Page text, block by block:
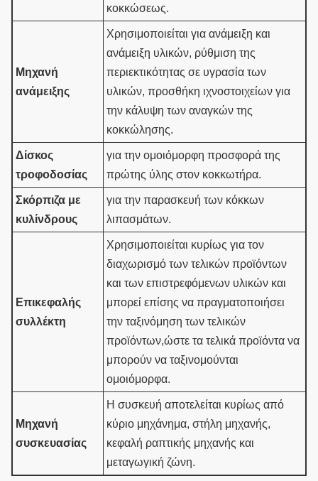
κοκκώσεως.
Μηχανή
ανάμειξης
Χρησιμοποιείται για ανάμειξη και
ανάμειξη υλικών, ρύθμιση της
περιεκτικότητας σε υγρασία των
υλικών, προσθήκη ιχνοστοιχείων για
την κάλυψη των αναγκών της
κοκκώλησης.
Δίσκος
τροφοδοσίας
για την ομοιόμορφη προσφορά της
πρώτης ύλης στον κοκκωτήρα.
Σκόρπιζα με
κυλίνδρους
για την παρασκευή των κόκκων
λιπασμάτων.
Επικεφαλής
συλλέκτη
Χρησιμοποιείται κυρίως για τον
διαχωρισμό των τελικών προϊόντων
και των επιστρεφόμενων υλικών και
μπορεί επίσης να πραγματοποιήσει
την ταξινόμηση των τελικών
προϊόντων,ώστε τα τελικά προϊόντα να
μπορούν να ταξινομούνται
ομοιόμορφα.
Μηχανή
συσκευασίας
Η συσκευή αποτελείται κυρίως από
κύριο μηχάνημα, στήλη μηχανής,
κεφαλή ραπτικής μηχανής και
μεταγωγική ζώνη.